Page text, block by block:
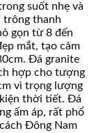
suốt nhẹ và
trông thanh
gọn từ 8 đến
mắt, tạo cảm
Đá granite
hợp cho tượng
vì trọng lượng
thời tiết. Đá
ấm áp, rất phổ
Đông Nam